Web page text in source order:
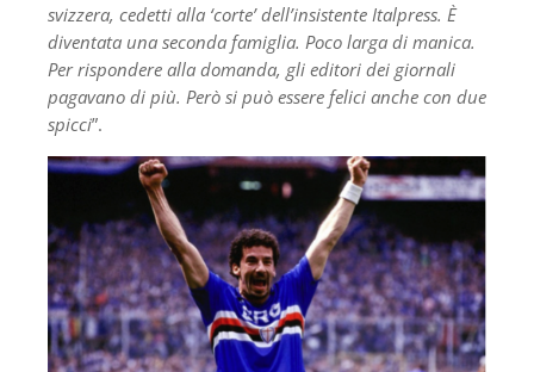
svizzera, cedetti alla ‘corte’ dell’insistente Italpress. È
diventata una seconda famiglia. Poco larga di manica.
Per rispondere alla domanda, gli editori dei giornali
pagavano di più. Però si può essere felici anche con due
spicci”.